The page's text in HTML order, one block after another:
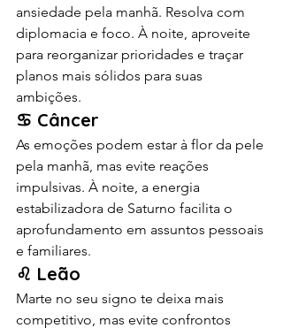
ansiedade pela manhã. Resolva com
diplomacia e foco. À noite, aproveite
para reorganizar prioridades e traçar
planos mais sólidos para suas
ambições.
♋ Câncer
As emoções podem estar à flor da pele
pela manhã, mas evite reações
impulsivas. À noite, a energia
estabilizadora de Saturno facilita o
aprofundamento em assuntos pessoais
e familiares.
♌ Leão
Marte no seu signo te deixa mais
competitivo, mas evite confrontos